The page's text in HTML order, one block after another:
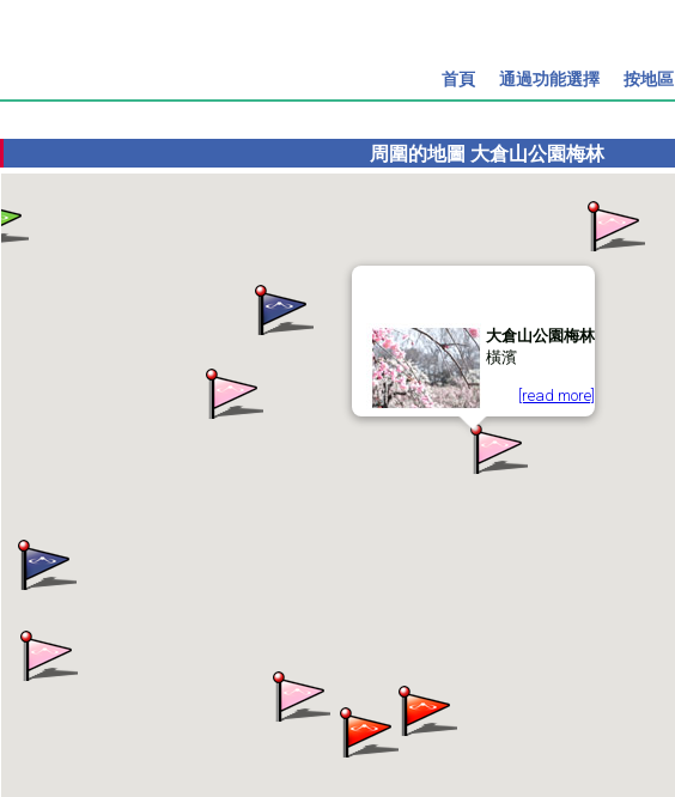
首頁 通過功能選擇 按地區
周圍的地圖 大倉山公園梅林
大倉山公園梅林
橫濱
[read more]